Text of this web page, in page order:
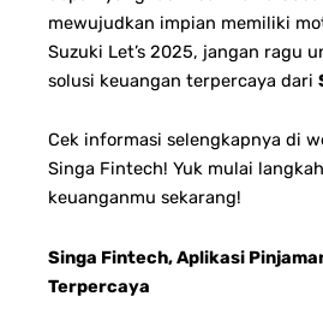
mewujudkan impian memiliki
Suzuki Let’s 2025, jangan ragu
solusi keuangan terpercaya dari
Cek informasi selengkapnya di
Singa Fintech! Yuk mulai
keuanganmu sekarang!
Singa Fintech, Aplikasi
Terpercaya